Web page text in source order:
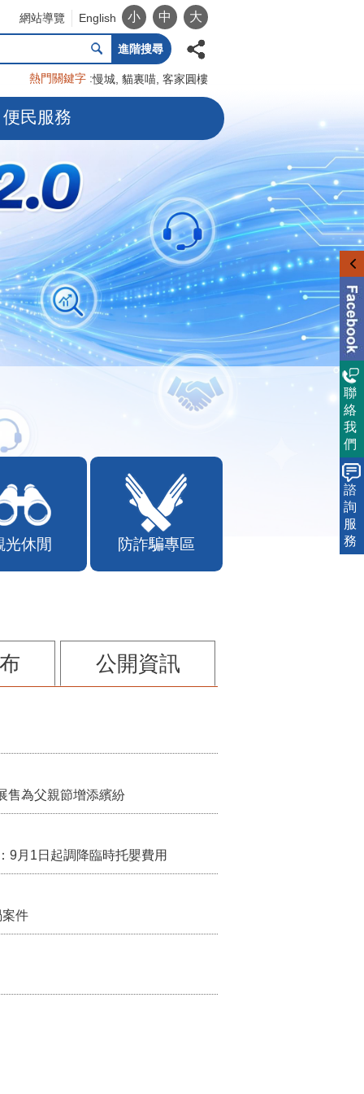
網站導覽 English 小 中 大
進階搜尋
熱門關鍵字 慢城 貓裏喵 客家圓樓
便民服務
光休閒 防詐騙專區
公開資訊
為父親節增添繽紛
9月1日起調降臨時托嬰費用
件
聯
絡
我
們
諮
詢
服
務